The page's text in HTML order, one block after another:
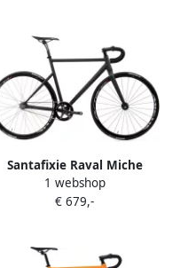
Santafixie Raval Miche
Edition Track Fiets Matte
Black
1 webshop
€ 679,-